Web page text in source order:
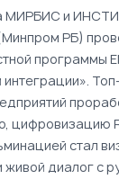
МИРБИС и
РБ)
программы
цифровизацию
стал
диалог с